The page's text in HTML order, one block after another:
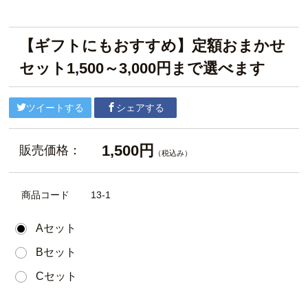
【ギフトにもおすすめ】定額おまかせ
セット1,500～3,000円まで選べます
ツイートする シェアする
販売価格： 1,500円 （税込み）
商品コード 13-1
Aセット
Bセット
Cセット